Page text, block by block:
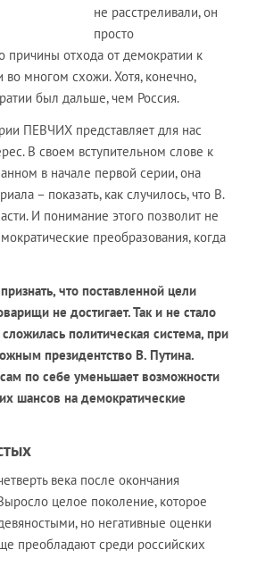
не расстреливали, он
просто
причины отхода от демократии к
во многом схожи. Хотя, конечно,
был дальше, чем Россия.
ПЕВЧИХ представляет для нас
В своем вступительном слове к
в начале первой серии, она
– показать, как случилось, что В.
И понимание этого позволит не
преобразования, когда
что поставленной цели
не достигает. Так и не стало
политическая система, при
президентство В. Путина.
по себе уменьшает возможности
шансов на демократические
века после окончания
целое поколение, которое
но негативные оценки
преобладают среди российских